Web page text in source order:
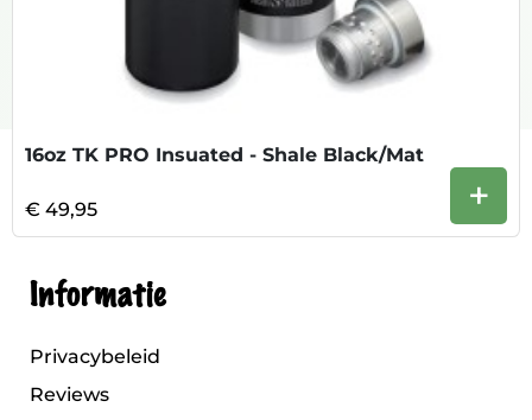
16oz TK PRO Insuated - Shale Black/Mat
€ 49,95 +
Informatie
Privacybeleid
Reviews